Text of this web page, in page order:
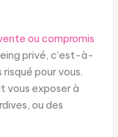
ou compromis
privé, c’est-à-
risqué pour vous.
vous exposer à
ou des